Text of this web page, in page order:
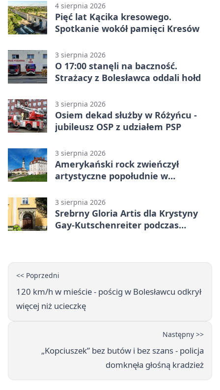
4 sierpnia 2026
Pięć lat Kącika kresowego.
Spotkanie wokół pamięci Kresów
3 sierpnia 2026
O 17:00 stanęli na baczność.
Strażacy z Bolesławca oddali hołd
3 sierpnia 2026
Osiem dekad służby w Różyńcu -
jubileusz OSP z udziałem PSP
3 sierpnia 2026
Amerykański rock zwieńczył
artystyczne popołudnie w
3 sierpnia 2026
Srebrny Gloria Artis dla Krystyny
Gay-Kutschenreiter podczas
<< Poprzedni
120 km/h w mieście - pościg w Bolesławcu odkrył
więcej niż ucieczkę
Następny >>
„Kopciuszek” bez butów i bez szans - policja
domknęła głośną kradzież